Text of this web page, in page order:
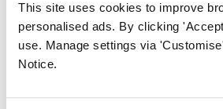
This site uses cookies to improve
personalised ads. By clicking
use. Manage settings via
Notice.
det minste håndverktøyet.
FPE Seals lagerfører og produserer et
tetningsløsninger og metallkomponenter
sylinderkomponenter.